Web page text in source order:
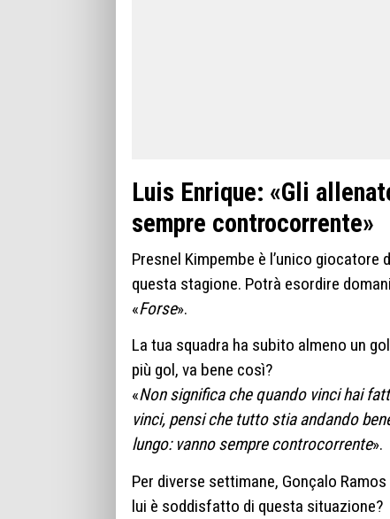
Luis Enrique: «Gli
sempre controcorrente»
Presnel Kimpembe è l’unico
questa stagione. Potrà esordire
«Forse».
La tua squadra ha subito almeno un
più gol, va bene così?
«Non significa che quando vinci hai
vinci, pensi che tutto stia andando
lungo: vanno sempre controcorrente».
Per diverse settimane, Gonçalo
lui è soddisfatto di questa situazione?